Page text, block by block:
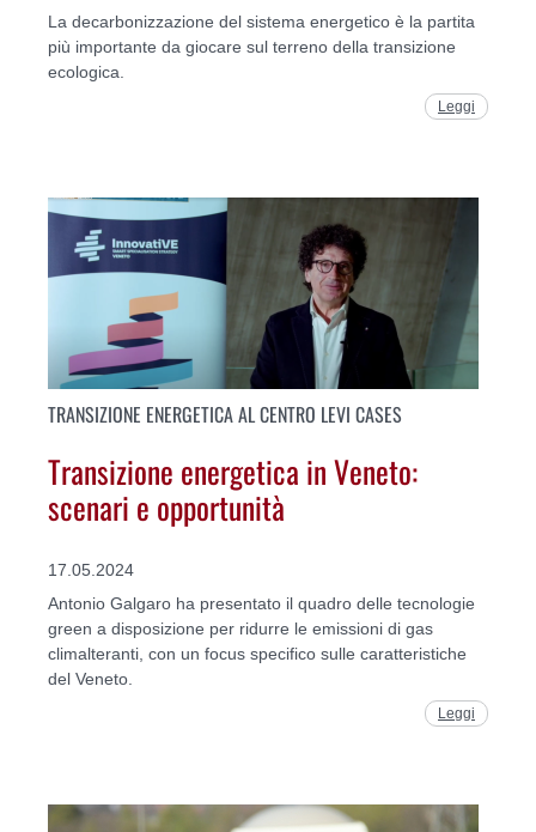
La decarbonizzazione del sistema energetico è la partita
più importante da giocare sul terreno della transizione
ecologica.
Leggi
TRANSIZIONE ENERGETICA AL CENTRO LEVI CASES
Transizione energetica in Veneto:
scenari e opportunità
17.05.2024
Antonio Galgaro ha presentato il quadro delle tecnologie
green a disposizione per ridurre le emissioni di gas
climalteranti, con un focus specifico sulle caratteristiche
del Veneto.
Leggi